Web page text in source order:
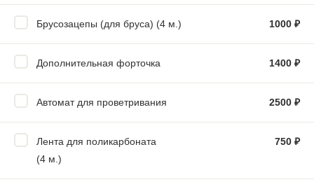
Брусозацепы (для бруса) (4 м.) 1000 ₽
Дополнительная форточка 1400 ₽
Автомат для проветривания 2500 ₽
Лента для поликарбоната
(4 м.)
750 ₽